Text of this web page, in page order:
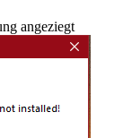
angeziegt